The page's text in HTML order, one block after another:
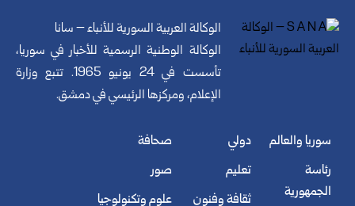
الوكالة العربية السورية للأنباء – سانا
الوكالة الوطنية الرسمية للأخبار في سوريا،
تأسست في 24 يونيو 1965. تتبع وزارة
الإعلام، ومركزها الرئيسي في دمشق.
سوريا والعالم
رئاسة
الجمهورية
دولي
تعليم
ثقافة وفنون
صحافة
صور
علوم وتكنولوجيا